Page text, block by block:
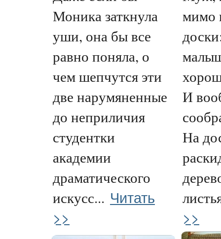
Моника заткнула
уши, она бы все
равно поняла, о
чем шепчутся эти
две нарумяненные
до неприличия
студентки
академии
драматического
искусс... Читать
>>
мимо
И
На
>>